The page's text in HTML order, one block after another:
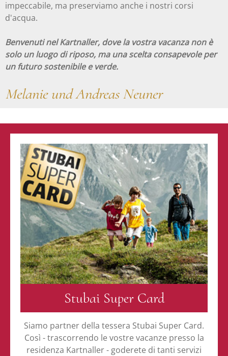
impeccabile, ma preserviamo anche i nostri corsi
d'acqua.
Benvenuti nel Kartnaller, dove la vostra vacanza non è
solo un luogo di riposo, ma una scelta consapevole per
un futuro sostenibile e verde.
Melanie und Andreas Neuner
Stubai Super Card
Siamo partner della tessera Stubai Super Card.
Così - trascorrendo le vostre vacanze presso la
residenza Kartnaller - goderete di tanti servizi